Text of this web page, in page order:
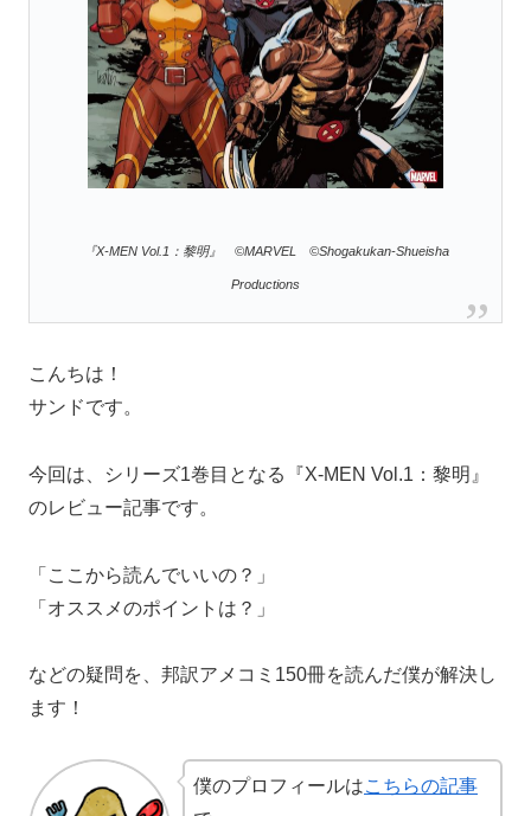
『X-MEN Vol.1：黎明』 ©MARVEL ©Shogakukan-Shueisha
Productions
こんちは！
サンドです。
今回は、シリーズ1巻目となる『X-MEN Vol.1：黎明』
のレビュー記事です。
「ここから読んでいいの？」
「オススメのポイントは？」
などの疑問を、邦訳アメコミ150冊を読んだ僕が解決し
ます！
僕のプロフィールはこちらの記事